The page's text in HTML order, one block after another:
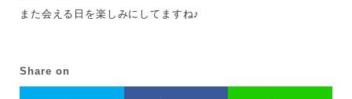
また会える日を楽しみにしてますね♪
Share on